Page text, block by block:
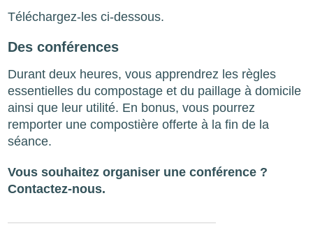
Téléchargez-les ci-dessous.
Des conférences
Durant deux heures, vous apprendrez les règles
essentielles du compostage et du paillage à domicile
ainsi que leur utilité. En bonus, vous pourrez
remporter une compostière offerte à la fin de la
séance.
Vous souhaitez organiser une conférence ?
Contactez-nous.